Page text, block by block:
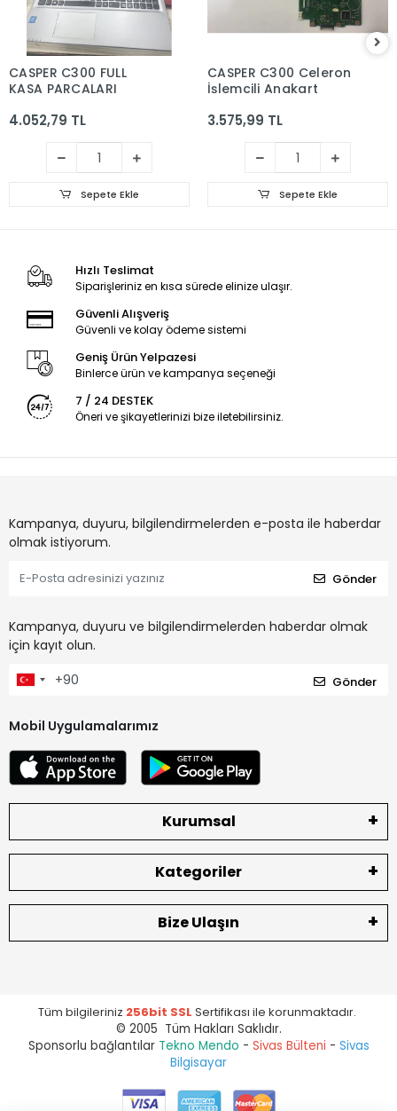
CASPER C300 FULL
KASA PARCALARI
4.052,79 TL
Sepete Ekle
CASPER C300 Celeron
İşlemcili Anakart
3.575,99 TL
Sepete Ekle
Hızlı Teslimat
Siparişleriniz en kısa sürede elinize ulaşır.
Güvenli Alışveriş
Güvenli ve kolay ödeme sistemi
Geniş Ürün Yelpazesi
Binlerce ürün ve kampanya seçeneği
7 / 24 DESTEK
Öneri ve şikayetlerinizi bize iletebilirsiniz.
Kampanya, duyuru, bilgilendirmelerden e-posta ile haberdar
olmak istiyorum.
Gönder
Kampanya, duyuru ve bilgilendirmelerden haberdar olmak
için kayıt olun.
Gönder
Mobil Uygulamalarımız
Kurumsal
Kategoriler
Bize Ulaşın
Tüm bilgileriniz 256bit SSL Sertifikası ile korunmaktadır.
© 2005 Tüm Hakları Saklıdır.
Sponsorlu bağlantılar Tekno Mendo - Sivas Bülteni - Sivas
Bilgisayar